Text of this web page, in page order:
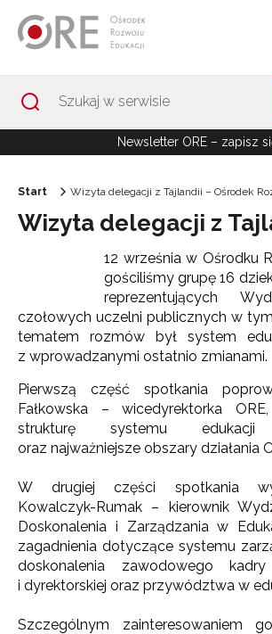
Newsletter ORE – zapisz
Start Wizyta delegacji z Tajlandii – Ośrodek
Wizyta delegacji z
12 września w Ośrodku
gościliśmy grupę 16
reprezentujących
czołowych uczelni publicznych w
tematem rozmów był system
z wprowadzanymi ostatnio zmianami.
Pierwszą część spotkania
Fałkowska – wicedyrektorka
strukturę systemu
oraz najważniejsze obszary działania
W drugiej części spotkania
Kowalczyk-Rumak – kierownik
Doskonalenia i Zarządzania w
zagadnienia dotyczące systemu
doskonalenia zawodowego kadry
i dyrektorskiej oraz przywództwa w
Szczególnym zainteresowaniem